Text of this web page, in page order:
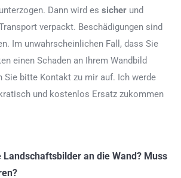
unterzogen. Dann wird es sicher und
verpackt. Beschädigungen sind
Im unwahrscheinlichen Fall, dass Sie
einen Schaden an Ihrem Wandbild
Sie bitte Kontakt zu mir auf. Ich werde
und kostenlos Ersatz zukommen
Landschaftsbilder an die Wand? Muss